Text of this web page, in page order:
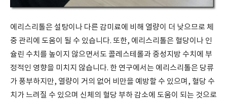
에리스리톨은 설탕이나 다른 감미료에 비해 열량이 더 낮으므로 체
중 관리에 도움이 될 수 있습니다. 또한, 에리스리톨은 혈당이나 인
슐린 수치를 높이지 않으면서도 콜레스테롤과 중성지방 수치에 부
정적인 영향을 미치지 않습니다. 한 연구에서는 에리스리톨은 당류
가 풍부하지만, 열량이 거의 없어 비만을 예방할 수 있으며, 혈당 수
치가 느려질 수 있으며 신체의 혈당 부하 감소에 도움이 되는 것으로